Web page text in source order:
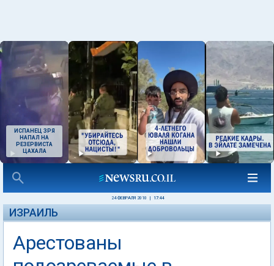
ИСПАНЕЦ ЗРЯ
НАПАЛ НА
РЕЗЕРВИСТА
ЦАХАЛА
24 ФЕВРАЛЯ 2010 17:44
ИЗРАИЛЬ
Арестованы